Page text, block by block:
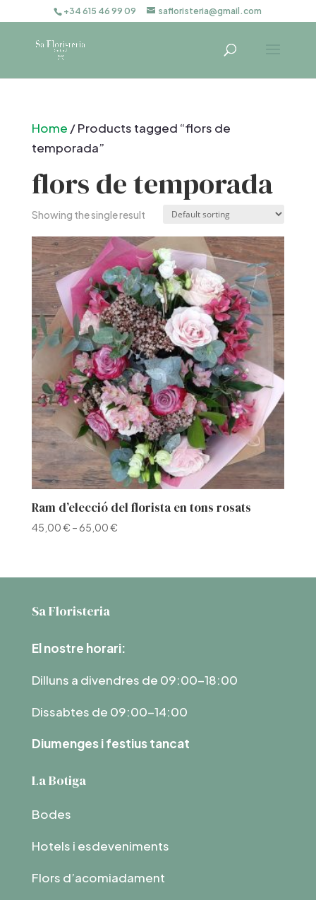
+34 615 46 99 09 safloristeria@gmail.com
Home / Products tagged “flors de
temporada”
flors de temporada
Showing the single result
Ram d’elecció del florista en tons rosats
45,00€ – 65,00€
Sa Floristeria
El nostre horari:
Dilluns a divendres de 09:00-18:00
Dissabtes de 09:00-14:00
Diumenges i festius tancat
La Botiga
Bodes
Hotels i esdeveniments
Flors d’acomiadament